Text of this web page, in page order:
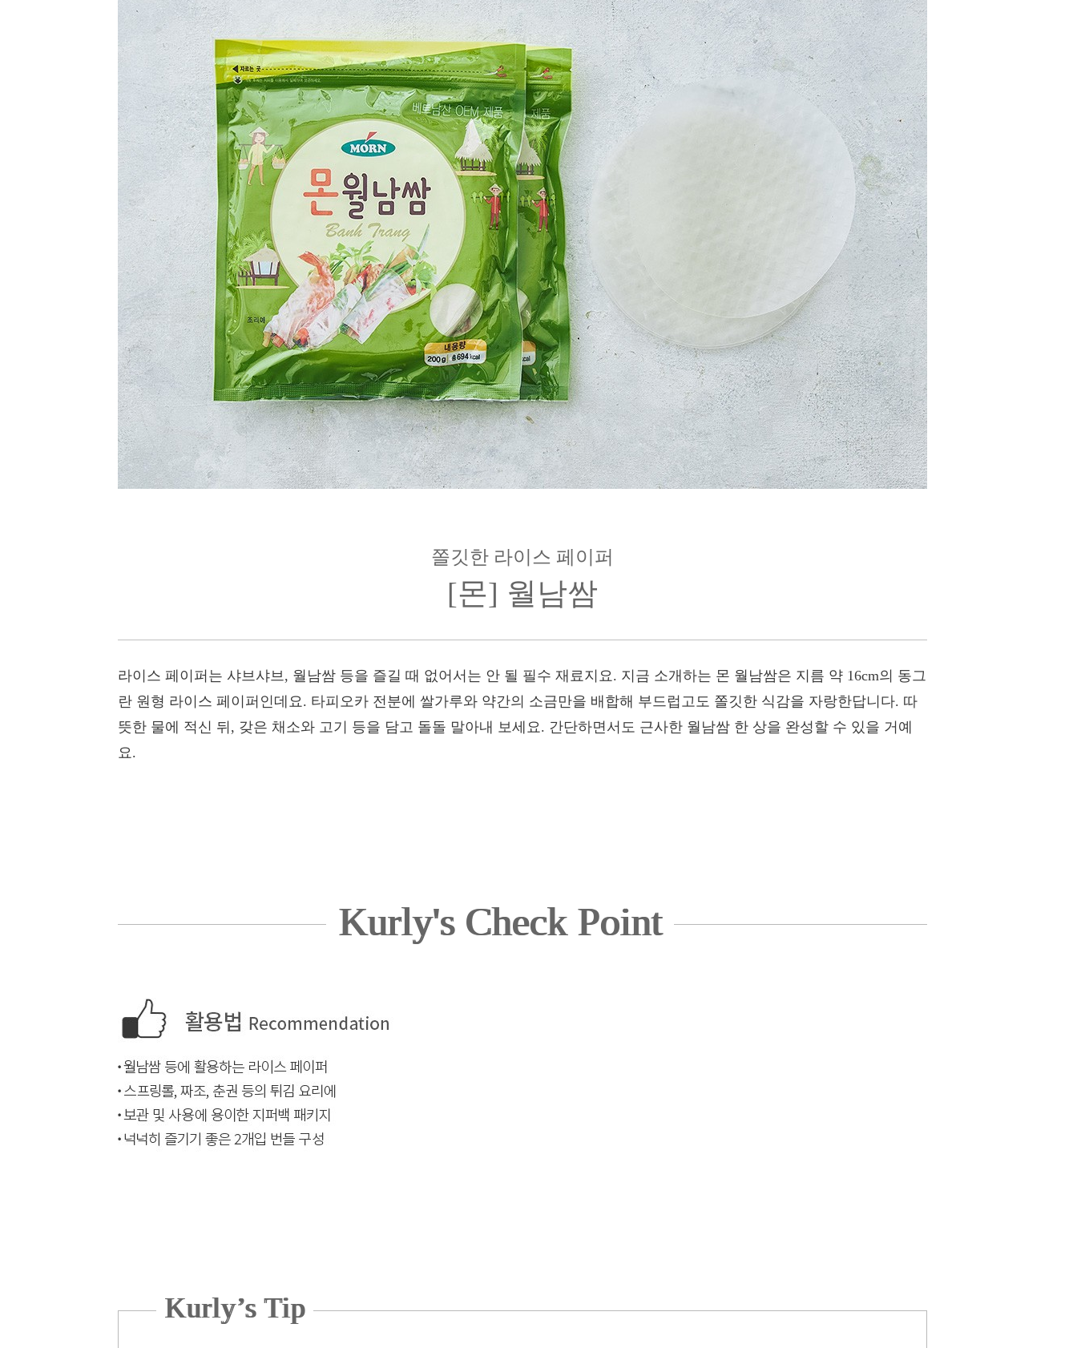
쫄깃한 라이스 페이퍼
[몬] 월남쌈
라이스 페이퍼는 샤브샤브, 월남쌈 등을 즐길 때 없어서는 안 될 필수 재료지요. 지금 소개하는 몬 월남쌈은 지름 약 16cm의 동그
란 원형 라이스 페이퍼인데요. 타피오카 전분에 쌀가루와 약간의 소금만을 배합해 부드럽고도 쫄깃한 식감을 자랑한답니다. 따
뜻한 물에 적신 뒤, 갖은 채소와 고기 등을 담고 돌돌 말아내 보세요. 간단하면서도 근사한 월남쌈 한 상을 완성할 수 있을 거예
요.
Kurly's Check Point
Kurly’s Tip